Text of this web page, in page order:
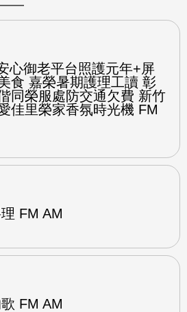
心御老平台照護元年+屏
食 嘉榮暑期護理工讀 彰
同榮服處防交通欠費 新竹
佳里榮家香氛時光機 FM
FM AM
FM AM